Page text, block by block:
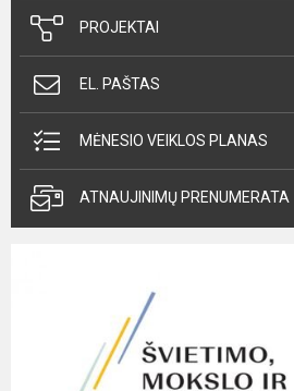
PROJEKTAI
EL. PAŠTAS
MĖNESIO VEIKLOS PLANAS
ATNAUJINIMŲ PRENUMERATA